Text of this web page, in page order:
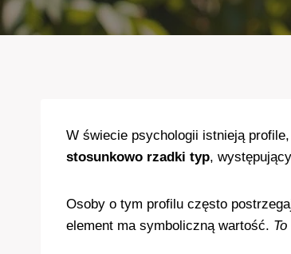
W świecie psychologii istnieją
stosunkowo rzadki typ,
Osoby o tym profilu często
element ma symboliczną wartość.